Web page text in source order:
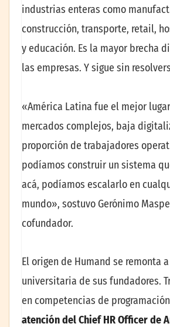
industrias enteras como
construcción, transporte, retail,
y educación. Es la mayor brecha
las empresas. Y sigue sin
«América Latina fue el mejor
mercados complejos, baja
proporción de trabajadores
podíamos construir un sistema
acá, podíamos escalarlo en
mundo», sostuvo Gerónimo
cofundador.
El origen de Humand se remonta
universitaria de sus fundadores.
en competencias de
atención del Chief HR Officer de